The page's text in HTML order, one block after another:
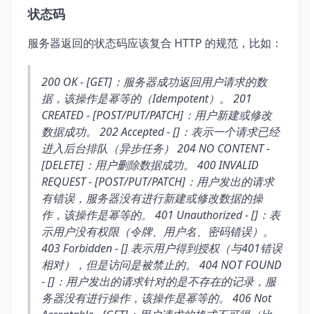
状态码
服务器返回的状态码应该复合 HTTP 的规范，比如：
200 OK - [GET]：服务器成功返回用户请求的数
据，该操作是幂等的（Idempotent）。 201
CREATED - [POST/PUT/PATCH]：用户新建或修改
数据成功。 202 Accepted - []：表示一个请求已经
进入后台排队（异步任务） 204 NO CONTENT -
[DELETE]：用户删除数据成功。 400 INVALID
REQUEST - [POST/PUT/PATCH]：用户发出的请求
有错误，服务器没有进行新建或修改数据的操
作，该操作是幂等的。 401 Unauthorized - []：表
示用户没有权限（令牌、用户名、密码错误）。
403 Forbidden - [] 表示用户得到授权（与401错误
相对），但是访问是被禁止的。 404 NOT FOUND
- []：用户发出的请求针对的是不存在的记录，服
务器没有进行操作，该操作是幂等的。 406 Not